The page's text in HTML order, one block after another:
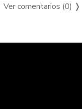
Ver comentarios (0) ❭